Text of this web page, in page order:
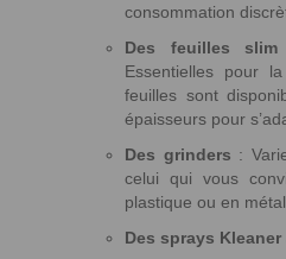
consommation
Des feuilles
Essentielles pour
feuilles sont
épaisseurs pour
Des grinders :
celui qui vous
plastique ou en
Des sprays Kleaner